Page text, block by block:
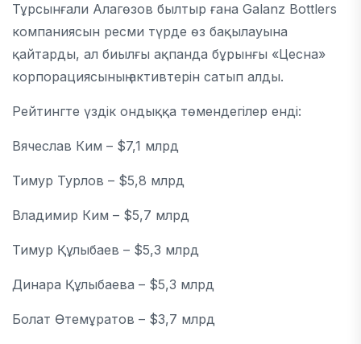
Тұрсынғали Алагөзов былтыр ғана Galanz Bottlers
компаниясын ресми түрде өз бақылауына
қайтарды, ал биылғы ақпанда бұрынғы «Цесна»
корпорациясының активтерін сатып алды.
Рейтингте үздік ондыққа төмендегілер енді:
Вячеслав Ким – $7,1 млрд
Тимур Турлов – $5,8 млрд
Владимир Ким – $5,7 млрд
Тимур Құлыбаев – $5,3 млрд
Динара Құлыбаева – $5,3 млрд
Болат Өтемұратов – $3,7 млрд